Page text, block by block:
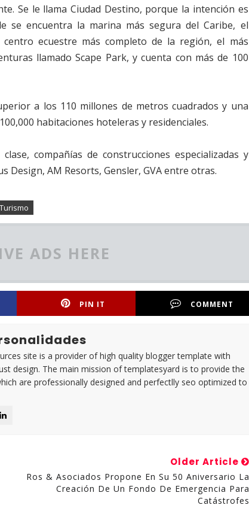
Se le llama Ciudad Destino, porque la intención es
se encuentra la marina más segura del Caribe, el
ecuestre más completo de la región, el más
llamado Scape Park, y cuenta con más de 100
a los 110 millones de metros cuadrados y una
habitaciones hoteleras y residenciales.
compañías de construcciones especializadas y
AM Resorts, Gensler, GVA entre otras.
ADS HERE
PIN IT COMMENT
site is a provider of high quality blogger template with
design. The main mission of templatesyard is to provide the
are professionally designed and perfectlly seo optimized to
Older Article
Ros & Asociados Propone En Su 50 Aniversario La
Creación De Un Fondo De Emergencia Para
Catástrofes